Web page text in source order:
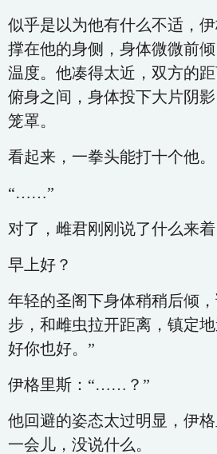
似乎是以为他有什么不适，
撑在他的身侧，身体微微前
温度。他凑得太近，双方的
俯身之间，身体投下大片阴
笼罩。
看起来，一拳头能打十个他。
“……”
对了，雌君刚刚说了什么来着
早上好？
年轻的圣阁下身体稍稍后倾
步，和雌虫拉开距离，镇定
好你也好。”
伊格里斯：“……？”
他回避的姿态太过明显，伊
一会儿，没说什么。